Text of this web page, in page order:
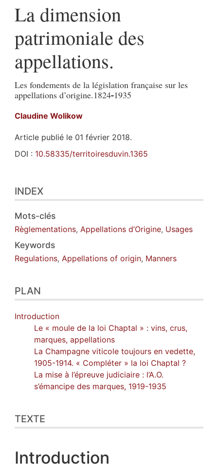
La dimension
patrimoniale des
appellations.
Les fondements de la législation française sur les
appellations d’origine.1824-1935
Claudine Wolikow
Article publié le 01 février 2018.
DOI : 10.58335/territoiresduvin.1365
Plan
Texte
Notes
Citer cet article
INDEX
Mots-clés
Règlementations, Appellations d’Origine, Usages
Keywords
Regulations, Appellations of origin, Manners
PLAN
Introduction
Le « moule de la loi Chaptal » : vins, crus,
marques, appellations
La Champagne viticole toujours en vedette,
1905-1914. « Compléter » la loi Chaptal ?
La mise à l’épreuve judiciaire : l’A.O.
s’émancipe des marques, 1919-1935
TEXTE
Introduction